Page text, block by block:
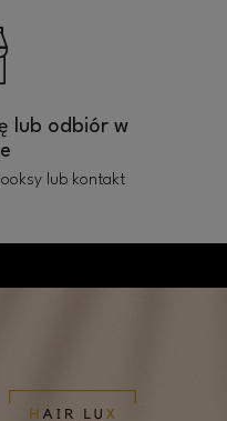
lub odbiór w
lub kontakt